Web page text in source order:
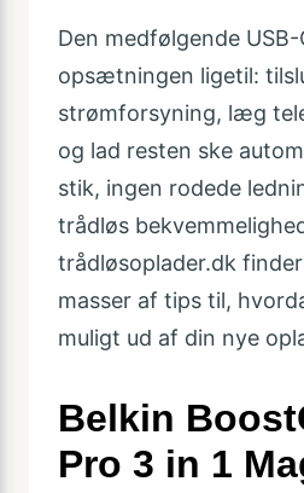
Den medfølgende
opsætningen ligetil:
strømforsyning, læg
og lad resten ske
stik, ingen rodede
trådløs
trådløsoplader.dk
masser af tips til,
muligt ud af din nye
Belkin
Pro 3 in 1